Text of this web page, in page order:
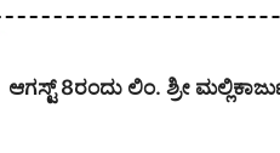
ಆಗಸ್ಟ್ 8ರಂದು ಲಿಂ. ಶ್ರೀ